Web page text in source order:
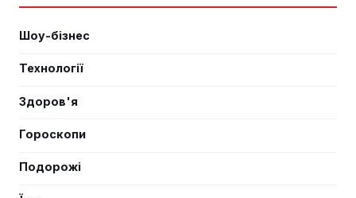
Шоу-бізнес
Технології
Здоров'я
Гороскопи
Подорожі